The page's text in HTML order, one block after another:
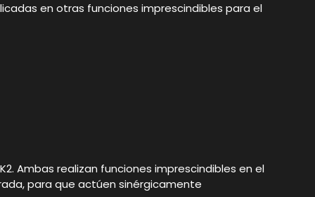
en otras funciones imprescindibles para el
Ambas realizan funciones imprescindibles en el
para que actúen sinérgicamente